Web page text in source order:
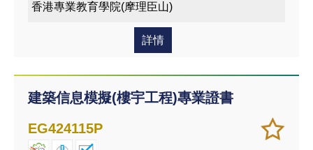
香港專業教育學院(摩理臣山)
詳情
建築信息模擬(樓宇工程)專業證書
加
入/
儲存
課程
EG424115P